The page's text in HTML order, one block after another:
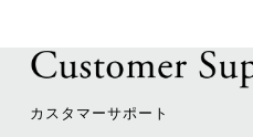
カスタマーサポート